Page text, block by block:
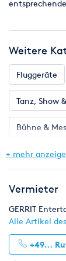
Weitere
Fluggeräte
Tanz, Show
Bühne &
+ mehr
Vermieter
GERRIT
Alle Artikel
+49...